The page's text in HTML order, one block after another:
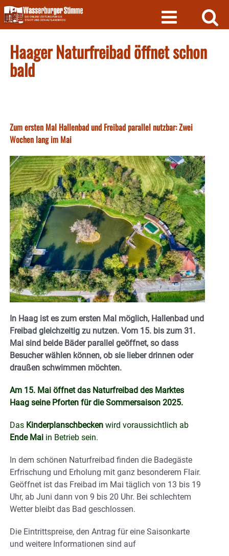
Skip
to
content
Haager Naturfreibad öffnet schon
bald
Zum ersten Mal Hallenbad und Freibad parallel nutzbar: Zwei
Wochen lang im Mai
In Haag ist es zum ersten Mal möglich, Hallenbad und
Freibad gleichzeitig zu nutzen. Vom 15. bis zum 31.
Mai sind beide Bäder parallel geöffnet, so dass
Besucher wählen können, ob sie lieber drinnen oder
draußen schwimmen möchten.
Am 15. Mai öffnet das Naturfreibad des Marktes
Haag seine Pforten für die Sommersaison 2025.
Das Kinderplanschbecken wird voraussichtlich ab
Ende Mai in Betrieb sein.
In dem schönen Naturfreibad finden die Badegäste
Erfrischung und Erholung mit ganz besonderem Flair.
Geöffnet ist das Freibad im Mai täglich von 13 bis 19
Uhr, ab Juni dann von 9 bis 20 Uhr. Bei schlechtem
Wetter bleibt das Bad geschlossen.
Die Eintrittspreise, den Antrag für eine Saisonkarte
und weitere Informationen sind auf